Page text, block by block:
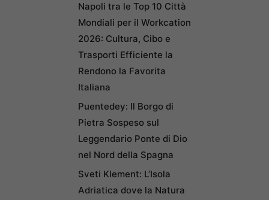
Napoli tra le Top 10 Città
Mondiali per il Workcation
2026: Cultura, Cibo e
Trasporti Efficiente la
Rendono la Favorita
Italiana
Puentedey: Il Borgo di
Pietra Sospeso sul
Leggendario Ponte di Dio
nel Nord della Spagna
Sveti Klement: L’Isola
Adriatica dove la Natura